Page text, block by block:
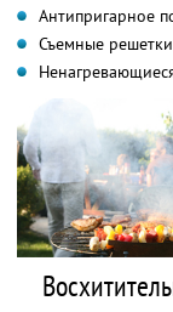
Антипригарное
Съемные